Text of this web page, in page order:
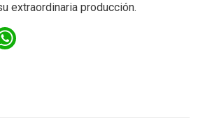
extraordinaria producción.